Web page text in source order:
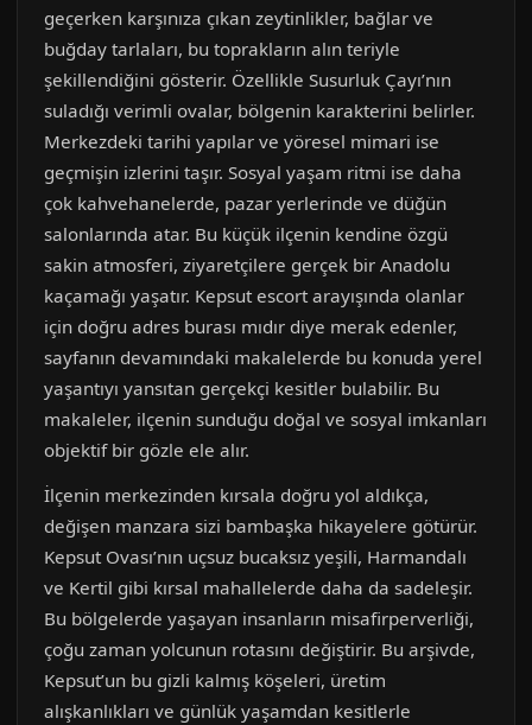
geçerken karşınıza çıkan zeytinlikler, bağlar ve
buğday tarlaları, bu toprakların alın teriyle
şekillendiğini gösterir. Özellikle Susurluk Çayı’nın
suladığı verimli ovalar, bölgenin karakterini belirler.
Merkezdeki tarihi yapılar ve yöresel mimari ise
geçmişin izlerini taşır. Sosyal yaşam ritmi ise daha
çok kahvehanelerde, pazar yerlerinde ve düğün
salonlarında atar. Bu küçük ilçenin kendine özgü
sakin atmosferi, ziyaretçilere gerçek bir Anadolu
kaçamağı yaşatır. Kepsut escort arayışında olanlar
için doğru adres burası mıdır diye merak edenler,
sayfanın devamındaki makalelerde bu konuda yerel
yaşantıyı yansıtan gerçekçi kesitler bulabilir. Bu
makaleler, ilçenin sunduğu doğal ve sosyal imkanları
objektif bir gözle ele alır.
İlçenin merkezinden kırsala doğru yol aldıkça,
değişen manzara sizi bambaşka hikayelere götürür.
Kepsut Ovası’nın uçsuz bucaksız yeşili, Harmandalı
ve Kertil gibi kırsal mahallelerde daha da sadeleşir.
Bu bölgelerde yaşayan insanların misafirperverliği,
çoğu zaman yolcunun rotasını değiştirir. Bu arşivde,
Kepsut’un bu gizli kalmış köşeleri, üretim
alışkanlıkları ve günlük yaşamdan kesitlerle